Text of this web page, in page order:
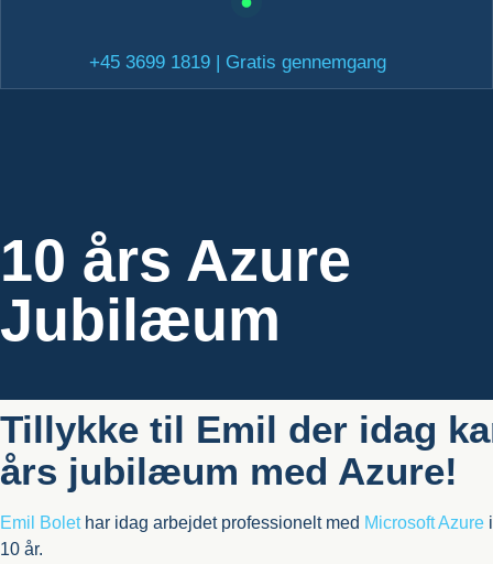
+45 3699 1819 | Gratis gennemgang
10 års Azure
Jubilæum
Tillykke til Emil der idag
års jubilæum med Azure!
Emil Bolethar idag arbejdet professionelt med Microsoft Azure i
10 år.